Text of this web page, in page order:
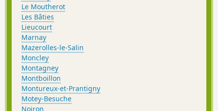
Le Moutherot
Les Bâties
Lieucourt
Marnay
Mazerolles-le-Salin
Moncley
Montagney
Montboillon
Montureux-et-Prantigny
Motey-Besuche
Noiron